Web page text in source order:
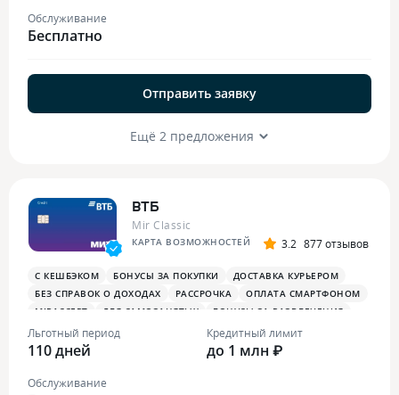
Обслуживание
Бесплатно
Отправить заявку
Ещё 2 предложения
ВТБ
Mir Classic
КАРТА ВОЗМОЖНОСТЕЙ 3.2 877 отзывов
С КЕШБЭКОМ БОНУСЫ ЗА ПОКУПКИ
ДОСТАВКА КУРЬЕРОМ
БЕЗ СПРАВОК О ДОХОДАХ
РАССРОЧКА
ОПЛАТА СМАРТФОНОМ
MIRACCEPT
ДЛЯ САМОЗАНЯТЫХ
БОНУСЫ ЗА РАЗВЛЕЧЕНИЯ
ПЛАТЕЖНЫЙ СТИКЕР
Льготный период
110 дней
Кредитный лимит
до 1 млн ₽
Обслуживание